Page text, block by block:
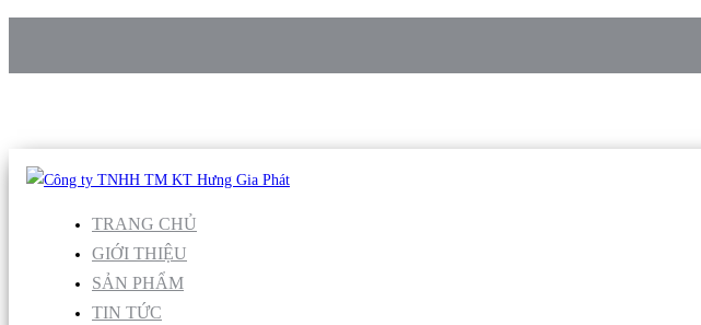
Hotline:0938 906 663
TRANG CHỦ
GIỚI THIỆU
SẢN PHẨM
TIN TỨC